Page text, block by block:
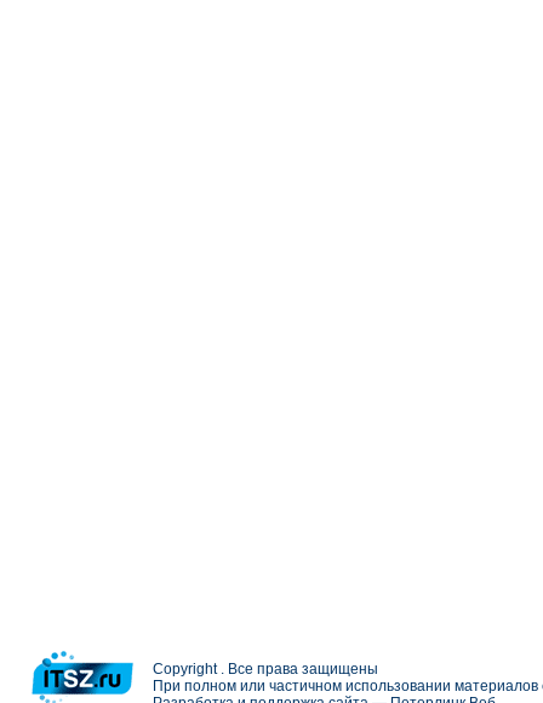
Copyright . Все права защищены
При полном или частичном использовании